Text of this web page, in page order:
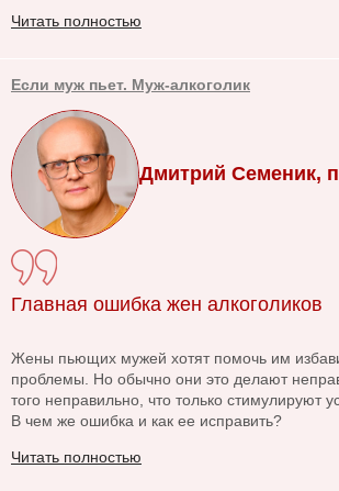
Читать полностью
Если муж пьет. Муж-алкоголик
Дмитрий Семеник,
Главная ошибка жен алкоголиков
Жены пьющих мужей хотят помочь им
проблемы. Но обычно они это делают
того неправильно, что только стимулируют
В чем же ошибка и как ее исправить?
Читать полностью